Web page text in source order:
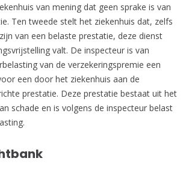
van mening dat geen sprake is van
Ten tweede stelt het ziekenhuis dat, zelfs
van een belaste prestatie, deze dienst
valt. De inspecteur is van
van de verzekeringspremie een
een door het ziekenhuis aan de
prestatie. Deze prestatie bestaat uit het
schade en is volgens de inspecteur belast